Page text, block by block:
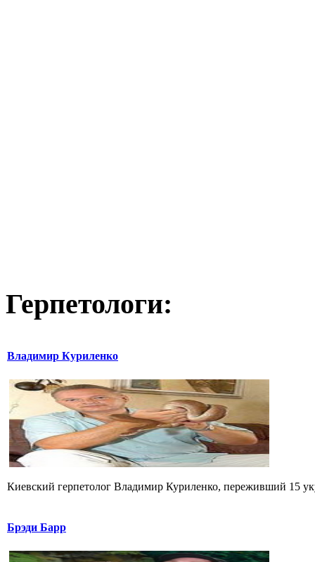
Герпетологи:
Владимир Куриленко
Киевский герпетолог Владимир Куриленко, переживший 15
Брэди Барр